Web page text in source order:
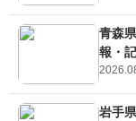
青森
報・
岩手